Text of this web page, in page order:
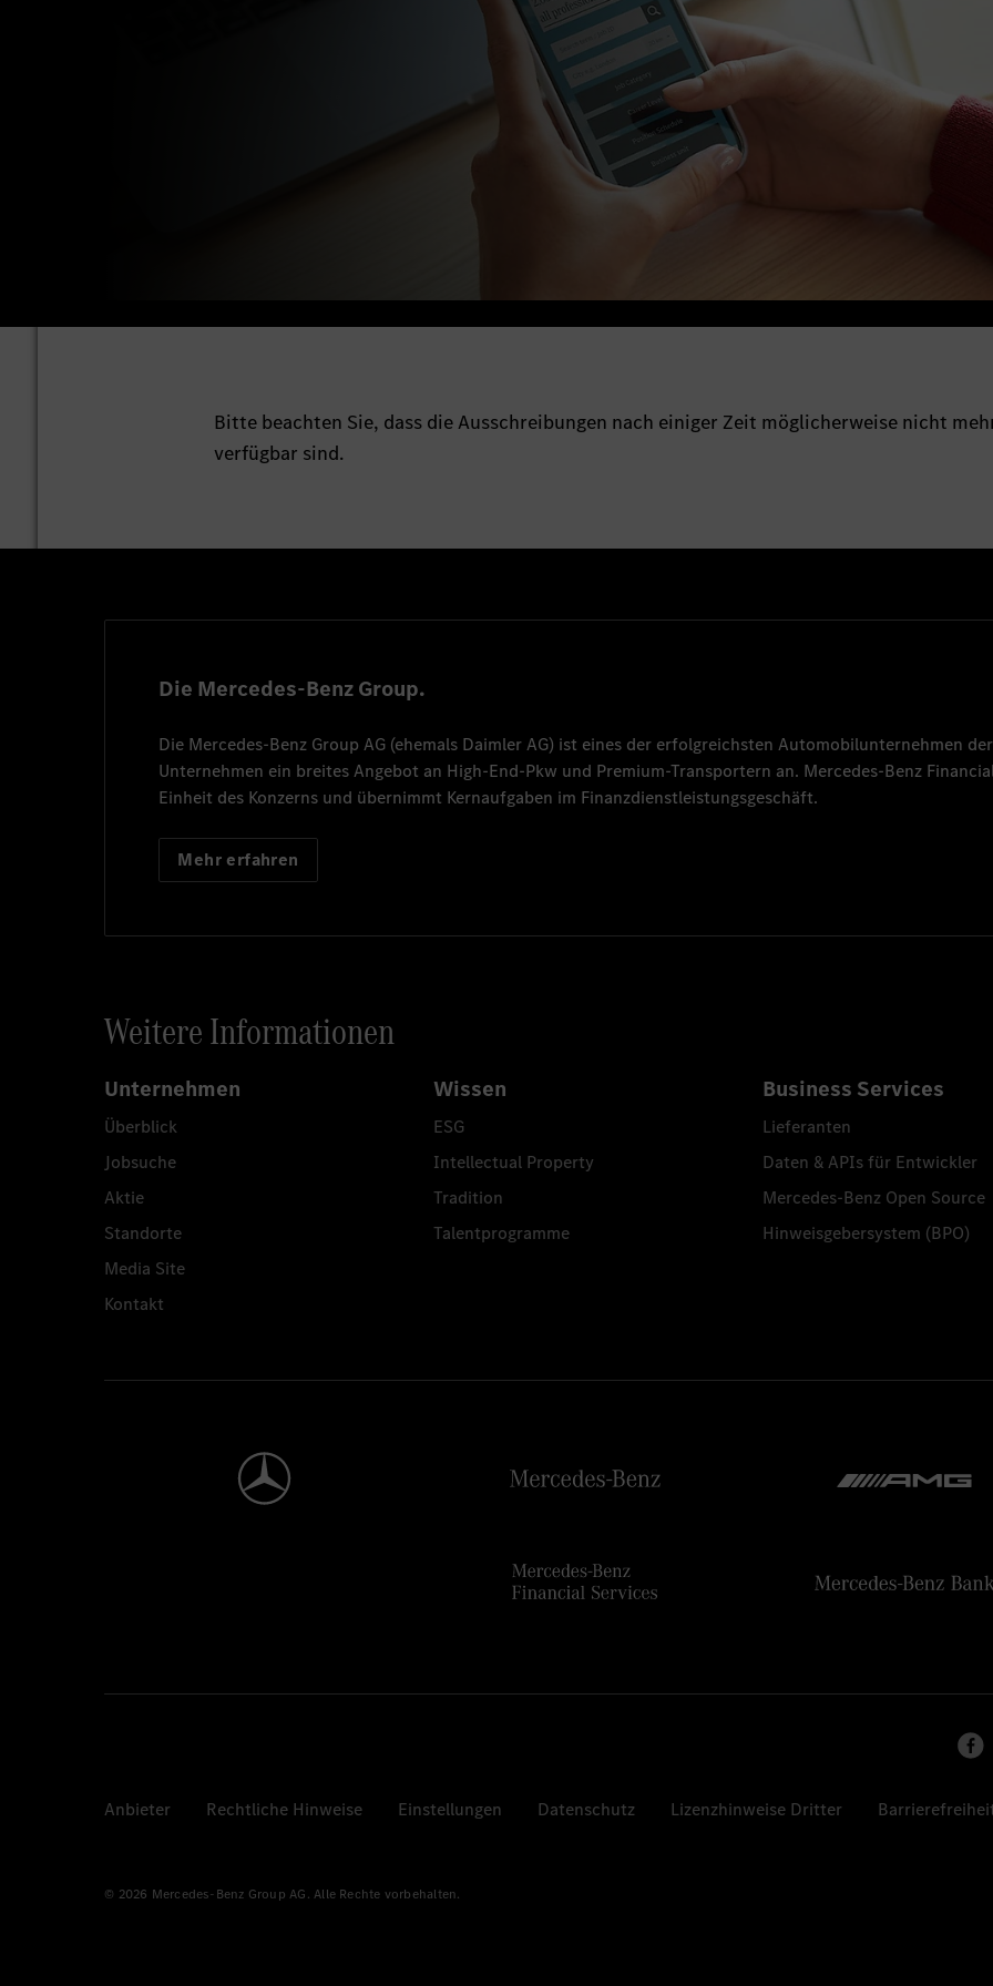
Bitte beachten Sie, dass die Ausschreibungen nach einiger Zeit möglicherweise nicht
verfügbar sind.
Die Mercedes-Benz Group.
Die Mercedes-Benz Group AG (ehemals Daimler AG) ist eines der erfolgreichsten Automobilunternehmen
Unternehmen ein breites Angebot an High-End-Pkw und Premium-Transportern an. Mercedes-Benz
Einheit des Konzerns und übernimmt Kernaufgaben im Finanzdienstleistungsgeschäft.
Mehr erfahren
Weitere Informationen
Unternehmen
Überblick
Jobsuche
Aktie
Standorte
Media Site
Kontakt
Wissen
ESG
Intellectual Property
Tradition
Talentprogramme
Business Services
Lieferanten
Daten & APIs für Entwickler
Mercedes-Benz Open Source
Hinweisgebersystem (BPO)
Anbieter Rechtliche Hinweise Einstellungen Datenschutz Lizenzhinweise Dritter
© 2026 Mercedes-Benz Group AG. Alle Rechte vorbehalten.